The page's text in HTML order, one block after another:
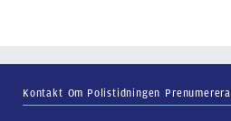
Kontakt Om Polistidningen Prenumerera